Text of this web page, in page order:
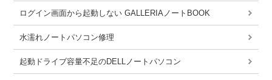
ログイン画面から起動しない GALLERIAノートBOOK
水濡れノートパソコン修理
起動ドライブ容量不足のDELLノートパソコン